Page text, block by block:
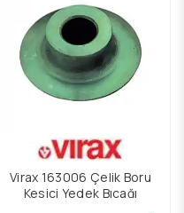
Virax 163006 Çelik Boru
Kesici Yedek Bıçağı